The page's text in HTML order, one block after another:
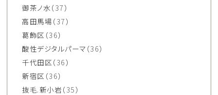
御茶ノ水（37）
高田馬場（37）
葛飾区 （36）
酸性デジタルパーマ （36）
千代田区（36）
新宿区 （36）
抜毛.新小岩（35）